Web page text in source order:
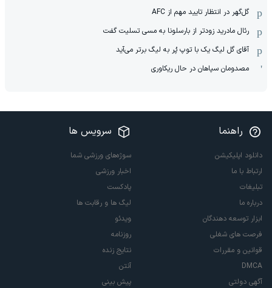
گل‌گهر در انتظار تایید مهم از ‌AFC
رئال مادرید زودتر از بارسلونا به مسی تسلیت گفت
آقای گل لیگ یک با توپ پُر به لیگ برتر می‌آید
مصدومان سپاهان در حال ریکاوری
راهنما
دانلود اپلیکیشن
ارتباط با ما
تبلیغات
درباره ما
ابزار توسعه دهندگان
فرصت های شغلی
قوانین و مقررات
DMCA
آگهی دولتی
سرویس ها
سوژه‌های ورزشی شما
اخبار ورزشی
پادکست
لیگ ها و رقابت ها
ویدئو
روزنامه
نتایج زنده
آنتن
پیش بینی